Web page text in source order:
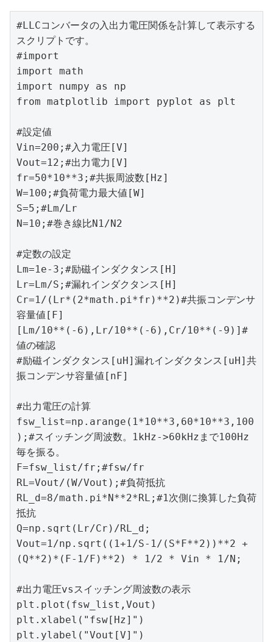
#LLCコンバータの入出力電圧関係を計算して表示する
スクリプトです。
#import
import math
import numpy as np
from matplotlib import pyplot as plt
#設定値
Vin=200;#入力電圧[V]
Vout=12;#出力電力[V]
fr=50*10**3;#共振周波数[Hz]
W=100;#負荷電力最大値[W]
S=5;#Lm/Lr
N=10;#巻き線比N1/N2
#定数の設定
Lm=1e-3;#励磁インダクタンス[H]
Lr=Lm/S;#漏れインダクタンス[H]
Cr=1/(Lr*(2*math.pi*fr)**2)#共振コンデンサ
容量値[F]
[Lm/10**(-6),Lr/10**(-6),Cr/10**(-9)]#
値の確認
#励磁インダクタンス[uH]漏れインダクタンス[uH]共
振コンデンサ容量値[nF]
#出力電圧の計算
fsw_list=np.arange(1*10**3,60*10**3,100
);#スイッチング周波数。1kHz->60kHzまで100Hz
毎を振る。
F=fsw_list/fr;#fsw/fr
RL=Vout/(W/Vout);#負荷抵抗
RL_d=8/math.pi*N**2*RL;#1次側に換算した負荷
抵抗
Q=np.sqrt(Lr/Cr)/RL_d;
Vout=1/np.sqrt((1+1/S-1/(S*F**2))**2 +
(Q**2)*(F-1/F)**2) * 1/2 * Vin * 1/N;
#出力電圧vsスイッチング周波数の表示
plt.plot(fsw_list,Vout)
plt.xlabel("fsw[Hz]")
plt.ylabel("Vout[V]")